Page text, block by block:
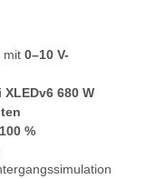
mit 0–10 V-
XLEDv6 680 W
%